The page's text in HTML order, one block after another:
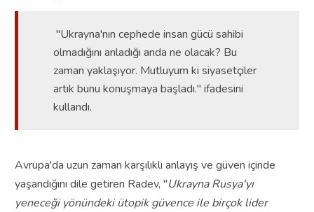
"Ukrayna'nın cephede insan gücü sahibi
olmadığını anladığı anda ne olacak? Bu
zaman yaklaşıyor. Mutluyum ki siyasetçiler
artık bunu konuşmaya başladı." ifadesini
kullandı.
Avrupa'da uzun zaman karşılıklı anlayış ve güven içinde
yaşandığını dile getiren Radev, "Ukrayna Rusya'yı
yeneceği yönündeki ütopik güvence ile birçok lider